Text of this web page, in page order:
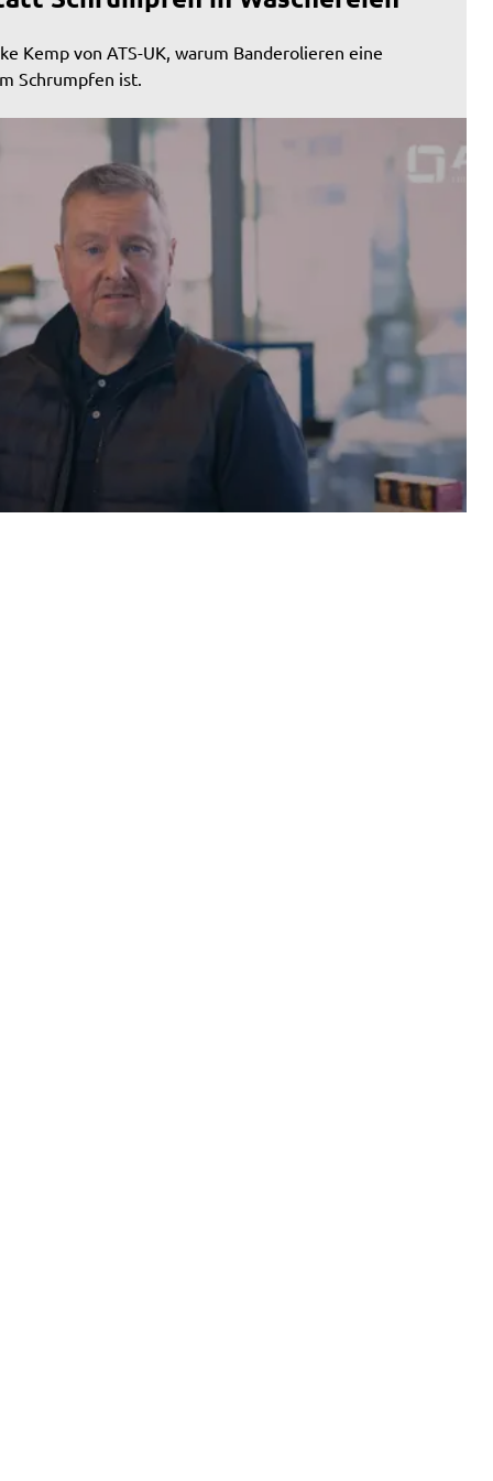
Kemp von ATS-UK, warum Banderolieren eine
Schrumpfen ist.